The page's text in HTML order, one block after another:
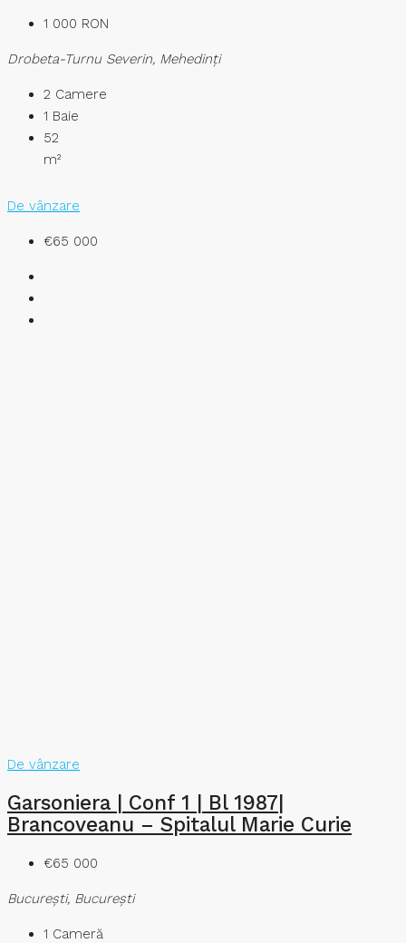
1 000 RON
Drobeta-Turnu Severin, Mehedinți
2 Camere
1 Baie
52
m²
De vânzare
€65 000
De vânzare
Garsoniera | Conf 1 | Bl 1987|
Brancoveanu – Spitalul Marie Curie
€65 000
București, București
1 Cameră